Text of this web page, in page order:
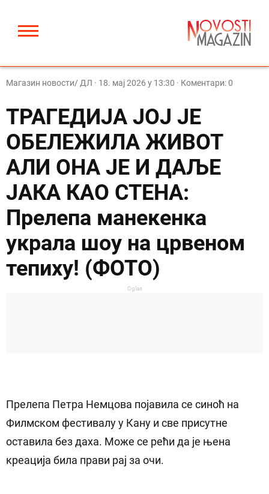
Магазин новости/ ДЛ · 18. мај 2026 у 13:30 · Коментари: 0
ТРАГЕДИЈА ЈОЈ ЈЕ
ОБЕЛЕЖИЛА ЖИВОТ
АЛИ ОНА ЈЕ И ДАЉЕ
ЈАКА КАО СТЕНА:
Прелепа манекенка
украла шоу на црвеном
тепиху! (ФОТО)
Oglas
Прелепа Петра Немцова појавила се синоћ на
Филмском фестивалу у Кану и све присутне
оставила без даха. Може се рећи да је њена
креација била прави рај за очи.